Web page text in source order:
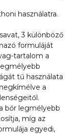
használatra.
3 különböző
formuláját
tartalom a
tű használata
a
bőr legmélyebb
míg az
egyedi,